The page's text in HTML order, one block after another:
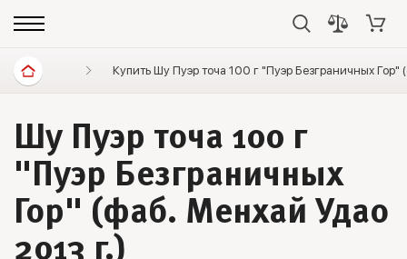
Диетические продукты Элитный чай Пуэр
Купить Шу Пуэр точа 100 г "Пуэр Безграничных
Шу Пуэр точа 100 г
"Пуэр Безграничных
Гор" (фаб. Менхай Удао
2013 г.)